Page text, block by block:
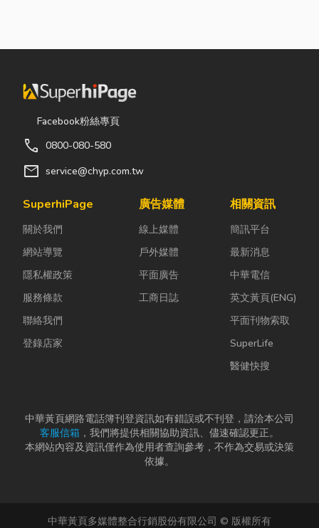
的嘉義挖土
速完成開挖、
整地與回填工
作，更能大幅
間，提高工程
效率。對許多
言，從農田整
平，到住宅基
礎開挖，挖土
機早已成為...
著出貨。但你
不再靠大量人
來提升效率。
路購物越來越
食品、生活用
品、電子...
責任（S）與
多中小企業主
又不是上市櫃
公司，為...
Facebook粉絲專頁
call 0800-080-580
mail service@chyp.com.tw
SuperhiPage
關於我們
網站導覽
隱私權政策
服務條款
聯絡我們
登錄店家
廣告媒體
線上媒體
戶外媒體
平面廣告
工商日誌
相關資訊
簡訊平台
最新消息
中華電信
英文黃頁(ENG)
平面刊物索取
SuperLife
醫健快搜
中華黃頁網路電話簿刊登資訊如有錯誤或不刊登，請洽本公司
客服信箱 ，我們將提供相關協助資訊、儘速確認更正。
本網站內容及資訊僅作為使用者查詢參考，不作為交易或決策
依據。
中華黃頁多媒體整合行銷股份有限公司 © 版權所有